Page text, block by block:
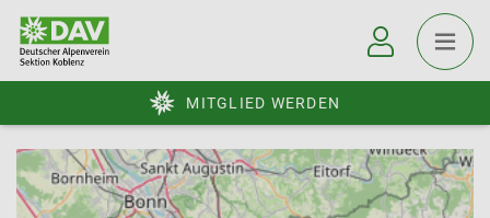
MITGLIED WERDEN